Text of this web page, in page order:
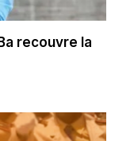
recouvre la